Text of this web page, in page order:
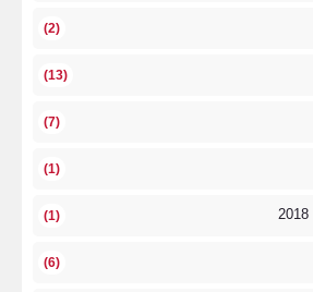
(2)
(13)
(7)
(1)
(1)
(6)